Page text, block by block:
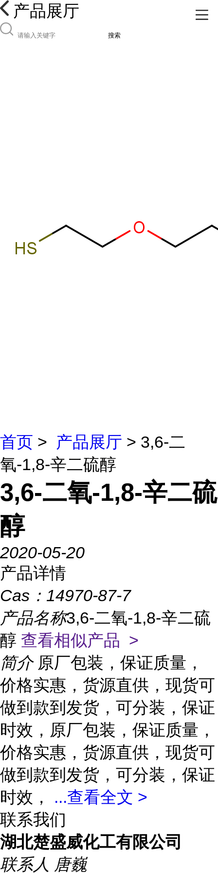
产品展厅
搜索
首页 > 产品展厅 > 3,6-二
氧-1,8-辛二硫醇
3,6-二氧-1,8-辛二硫
醇
2020-05-20
产品详情
Cas： 14970-87-7
产品名称3,6-二氧-1,8-辛二硫
醇 查看相似产品 >
简介 原厂包装，保证质量，
价格实惠，货源直供，现货可
做到款到发货，可分装，保证
时效，原厂包装，保证质量，
价格实惠，货源直供，现货可
做到款到发货，可分装，保证
时效， ...查看全文 >
联系我们
湖北楚盛威化工有限公司
联系人 唐巍